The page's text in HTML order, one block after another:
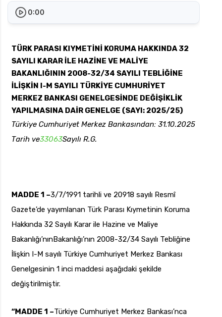
0:00
TÜRK PARASI KIYMETİNİ KORUMA HAKKINDA 32
SAYILI KARAR İLE HAZİNE VE MALİYE
BAKANLIĞININ 2008-32/34 SAYILI TEBLİĞİNE
İLİŞKİN I-M SAYILI TÜRKİYE CUMHURİYET
MERKEZ BANKASI GENELGESİNDE DEĞİŞİKLİK
YAPILMASINA DAİR GENELGE (SAYI: 2025/25)
Türkiye Cumhuriyet Merkez Bankasından: 31.10.2025
Tarih ve33063Sayılı R.G.
MADDE 1 –3/7/1991 tarihli ve 20918 sayılı Resmî
Gazete’de yayımlanan Türk Parası Kıymetinin Koruma
Hakkında 32 Sayılı Karar ile Hazine ve Maliye
Bakanlığı’nınBakanlığı’nın 2008-32/34 Sayılı Tebliğine
İlişkin I-M sayılı Türkiye Cumhuriyet Merkez Bankası
Genelgesinin 1 inci maddesi aşağıdaki şekilde
değiştirilmiştir.
“MADDE 1 –Türkiye Cumhuriyet Merkez Bankası’nca